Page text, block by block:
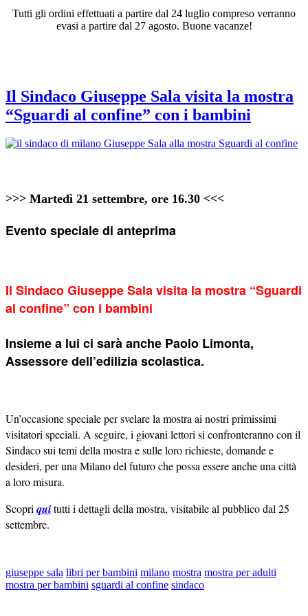
Tutti gli ordini effettuati a partire dal 24 luglio compreso verranno
evasi a partire dal 27 agosto. Buone vacanze!
Il Sindaco Giuseppe Sala visita la mostra
“Sguardi al confine” con i bambini
>>> Martedì 21 settembre, ore 16.30 <<<
Evento speciale di anteprima
Il Sindaco Giuseppe Salavisita la mostra “Sguardi
al confine” con i bambini
Insieme a lui ci sarà anche Paolo Limonta,
Assessore dell’edilizia scolastica.
Un’occasione speciale per svelare la mostra ai nostri primissimi
visitatori speciali. A seguire, i giovani lettori si confronteranno con il
Sindaco sui temi della mostra e sulle loro richieste, domande e
desideri, per una Milano del futuro che possa essere anche una città
a loro misura.
Scopriquitutti i dettagli della mostra, visitabile al pubblico dal 25
settembre.
giuseppe sala libri per bambini milano mostra mostra per adulti
mostra per bambini sguardi al confine sindaco